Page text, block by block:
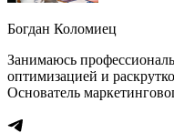
Богдан Коломиец
Занимаюсь
оптимизацией и
Основатель